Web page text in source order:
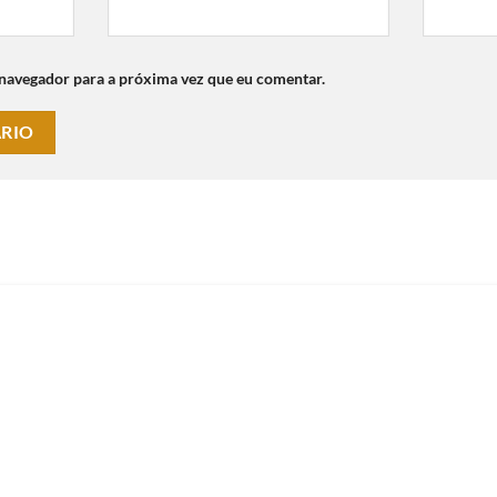
para a próxima vez que eu comentar.